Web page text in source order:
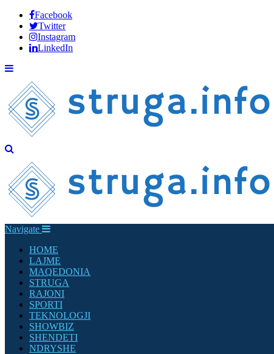
Facebook
Twitter
Instagram
LinkedIn
Navigate
HOME
LAJME
MAQEDONIA
STRUGA
RAJONI
SPORTI
TEKNOLOGJI
SHOWBIZ
SHENDETI
NDRYSHE